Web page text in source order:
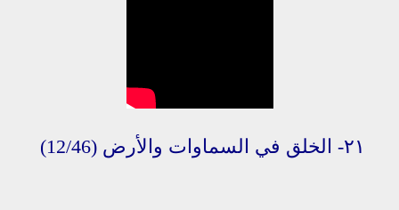
٢١- الخلق في السماوات والأرض(12/46)